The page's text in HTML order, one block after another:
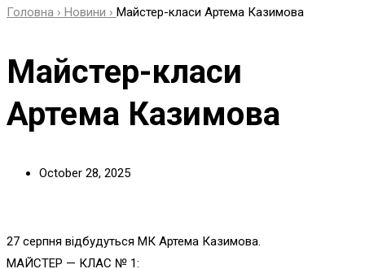
Головна › Новини › Майстер-класи Артема Казимова
Майстер-класи
Артема Казимова
October 28, 2025
27 серпня відбудуться МК Артема Казимова.
МАЙСТЕР — КЛАС № 1: